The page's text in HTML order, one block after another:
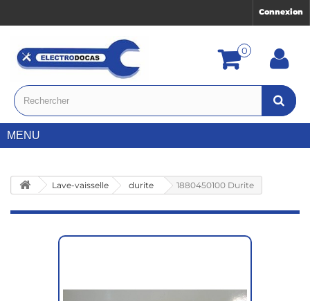
Connexion
0
MENU
Lave-vaisselle durite 1880450100 Durite